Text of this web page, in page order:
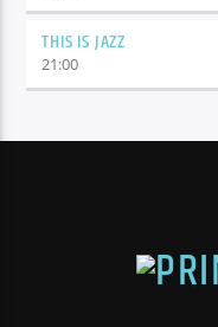
THIS IS JAZZ
21:00